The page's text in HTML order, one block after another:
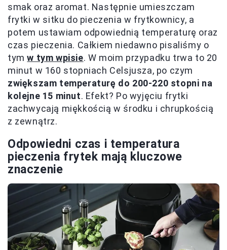
smak oraz aromat. Następnie umieszczam
frytki w sitku do pieczenia w frytkownicy, a
potem ustawiam odpowiednią temperaturę oraz
czas pieczenia. Całkiem niedawno pisaliśmy o
tymw tym wpisie. W moim przypadku trwa to 20
minut w 160 stopniach Celsjusza, po czym
zwiększam temperaturę do 200-220 stopni na
kolejne 15 minut. Efekt? Po wyjęciu frytki
zachwycają miękkością w środku i chrupkością
z zewnątrz.
Odpowiedni czas i temperatura
pieczenia frytek mają kluczowe
znaczenie